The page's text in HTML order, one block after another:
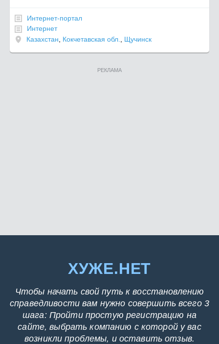
Интернет-портал
Интернет
Казахстан
Кокчетавская обл. Щучинск
РЕКЛАМА
ХУЖЕ.НЕТ
Чтобы начать свой путь к восстановлению
справедливости вам нужно совершить всего 3
шага: Пройти простую регистрацию на
сайте, выбрать компанию с которой у вас
возникли проблемы, и оставить отзыв.